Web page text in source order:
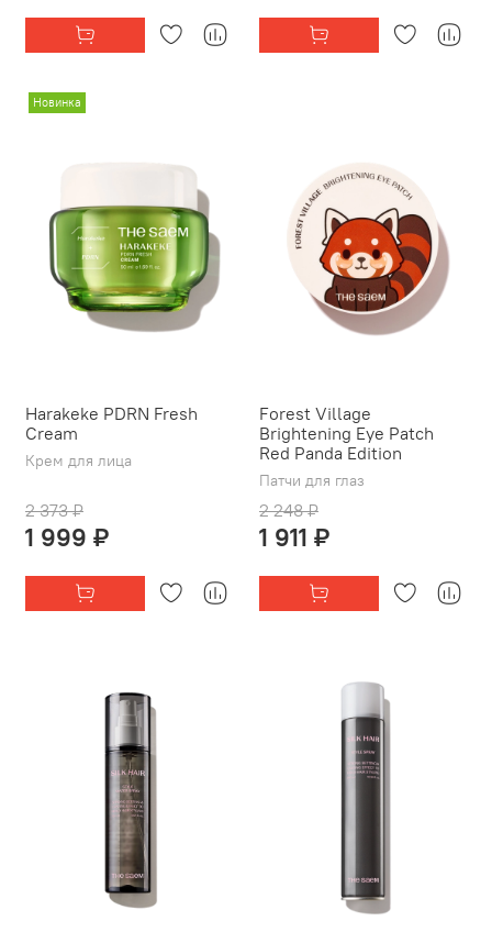
Новинка
Harakeke PDRN Fresh
Cream
Крем для лица
2 373 ₽
1 999 ₽
Forest Village
Brightening Eye Patch
Red Panda Edition
Патчи для глаз
2 248 ₽
1 911 ₽